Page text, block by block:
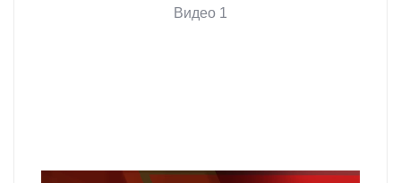
Видео 1